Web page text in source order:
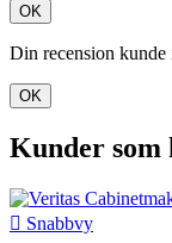
OK
Din recension kunde
OK
Kunder som
 Snabbvy